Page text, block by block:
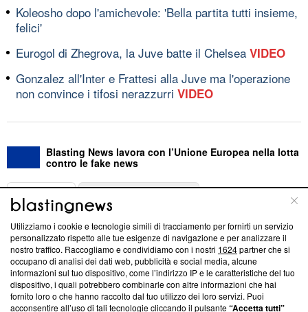
Koleosho dopo l'amichevole: 'Bella partita tutti insieme,
felici'
Eurogol di Zhegrova, la Juve batte il Chelsea VIDEO
Gonzalez all'Inter e Frattesi alla Juve ma l'operazione
non convince i tifosi nerazzurri VIDEO
Blasting News lavora con l’Unione Europea nella lotta
contro le fake news
ABOUT
Questa sezione offre informazioni trasparenti su Blasting
News, sui nostri processi editoriali e su come ci impegniamo a
creare news di qualità. Inoltre, afferma la nostra aderenza a
‘Trust Project - News with Integrity’Blasting News non è
ancora membro del programma, ma ha richiesto di farne
parte; Trust Project non ha ancora effettuato una verifica di
Utilizziamo i cookie e tecnologie simili di tracciamento per fornirti un servizio
personalizzato rispetto alle tue esigenze di navigazione e per analizzare il
nostro traffico. Raccogliamo e condividiamo con i nostri 1624partner che si
occupano di analisi dei dati web, pubblicità e social media, alcune
informazioni sul tuo dispositivo, come l’indirizzo IP e le caratteristiche del tuo
dispositivo, i quali potrebbero combinarle con altre informazioni che hai
fornito loro o che hanno raccolto dal tuo utilizzo dei loro servizi. Puoi
acconsentire all’uso di tali tecnologie cliccando il pulsante“Accetta tutti”